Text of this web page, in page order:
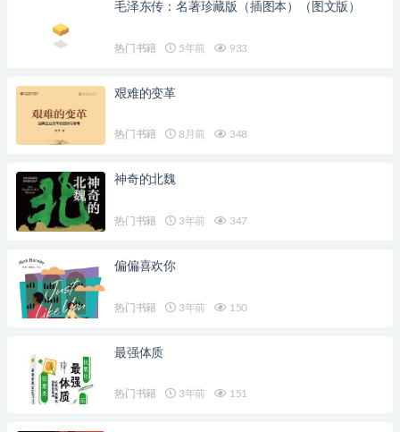
毛泽东传：名著珍藏版（插图本）（图文版）
热门书籍 5年前 933
艰难的变革
热门书籍 8月前 348
神奇的北魏
热门书籍 3年前 347
偏偏喜欢你
热门书籍 3年前 150
最强体质
热门书籍 3年前 151